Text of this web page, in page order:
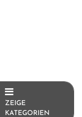
ZEIGE
KATEGORIEN